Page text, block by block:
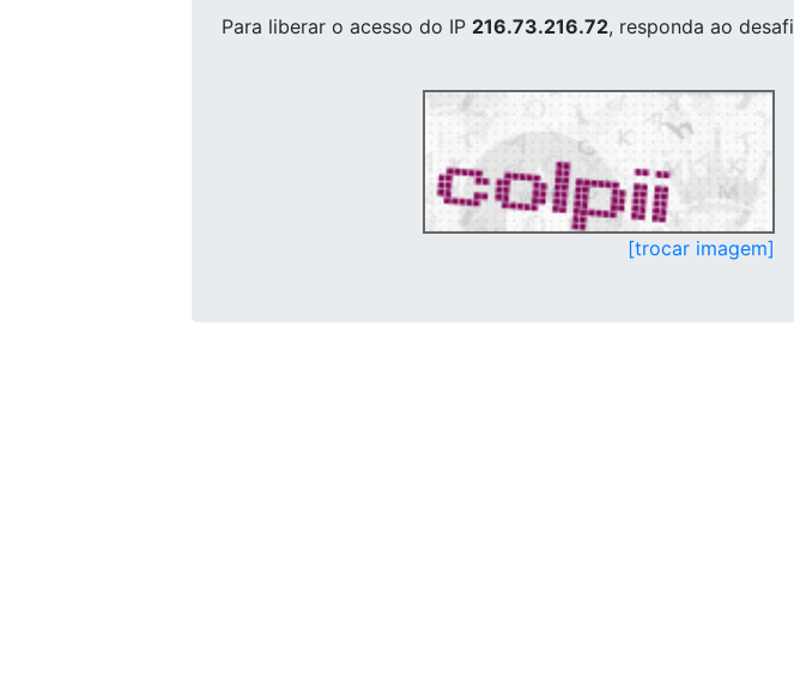
Para liberar o acesso do IP 216.73.216.72, responda ao
[trocar imagem]